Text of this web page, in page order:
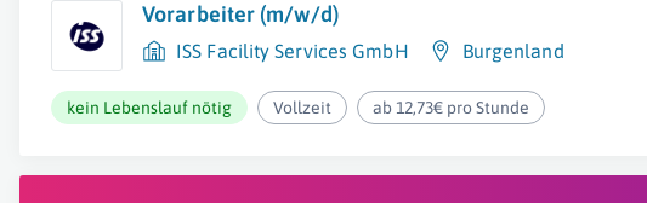
Vorarbeiter (m/w/d)
ISS Facility Services GmbH Burgenland
kein Lebenslauf nötig Vollzeit ab 12,73€ pro Stunde